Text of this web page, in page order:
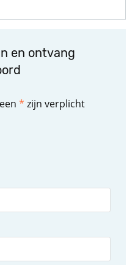
en ontvang
* zijn verplicht